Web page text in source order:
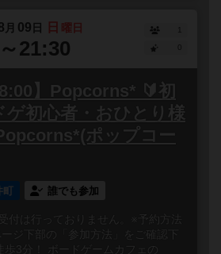
月 09 日 日 曜日
21:30
1
】Popcorns* 🔰初
ゲ初心者・おひとり様
ポップコー
町 誰でも参加
付は行っておりません。※予約方法
ジ下部の「参加方法」をご確認下
歩3分！ ボードゲームカフェの